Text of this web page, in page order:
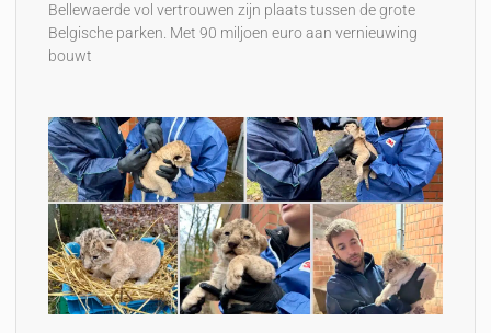
Bellewaerde vol vertrouwen zijn plaats tussen de grote
Belgische parken. Met 90 miljoen euro aan vernieuwing
bouwt